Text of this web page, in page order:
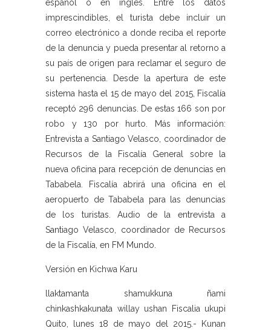
español o en inglés. Entre los datos
imprescindibles, el turista debe incluir un
correo electrónico a donde reciba el reporte
de la denuncia y pueda presentar al retorno a
su país de origen para reclamar el seguro de
su pertenencia. Desde la apertura de este
sistema hasta el 15 de mayo del 2015, Fiscalía
receptó 296 denuncias. De estas 166 son por
robo y 130 por hurto. Más información:
Entrevista a Santiago Velasco, coordinador de
Recursos de la Fiscalía General sobre la
nueva oficina para recepción de denuncias en
Tababela. Fiscalía abrirá una oficina en el
aeropuerto de Tababela para las denuncias
de los turistas. Audio de la entrevista a
Santiago Velasco, coordinador de Recursos
de la Fiscalía, en FM Mundo.
Versión en Kichwa Karu
llaktamanta shamukkuna ñami
chinkashkakunata willay ushan Fiscalia ukupi
Quito, lunes 18 de mayo del 2015.- Kunan